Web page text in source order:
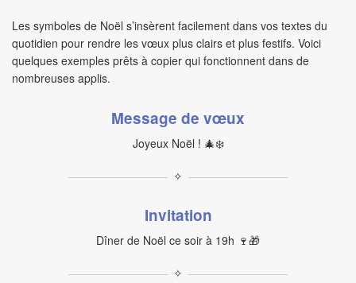
Les symboles de Noël s’insèrent facilement dans vos textes du
quotidien pour rendre les vœux plus clairs et plus festifs. Voici
quelques exemples prêts à copier qui fonctionnent dans de
nombreuses applis.
Message de vœux
Joyeux Noël ! 🎄❄️
✧
Invitation
Dîner de Noël ce soir à 19h 🍷🎁
✧